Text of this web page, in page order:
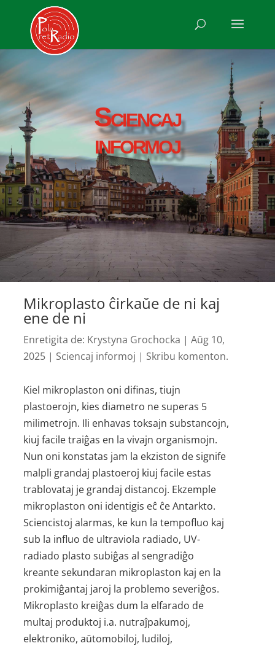
Sciencaj
informoj
Mikroplasto ĉirkaŭe de ni kaj
ene de ni
Enretigita de: Krystyna Grochocka |Aŭg 10,
2025 | Sciencaj informoj | Skribu komenton.
Kiel mikroplaston oni difinas, tiujn
plastoerojn, kies diametro ne superas 5
milimetrojn. Ili enhavas toksajn substancojn,
kiuj facile traiĝas en la vivajn organismojn.
Nun oni konstatas jam la ekziston de signife
malpli grandaj plastoeroj kiuj facile estas
trablovataj je grandaj distancoj. Ekzemple
mikroplaston oni identigis eĉ ĉe Antarkto.
Sciencistoj alarmas, ke kun la tempofluo kaj
sub la influo de ultraviola radiado, UV-
radiado plasto subiĝas al sengradiĝo
kreante sekundaran mikroplaston kaj en la
prokimiĝantaj jaroj la problemo severiĝos.
Mikroplasto kreiĝas dum la elfarado de
multaj produktoj i.a. nutraĵpakumoj,
elektroniko, aŭtomobiloj, ludiloj,